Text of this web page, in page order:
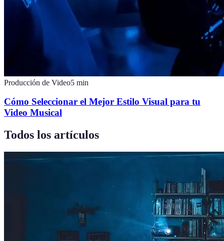
Producción de Video5 min
Cómo Seleccionar el Mejor Estilo Visual para tu
Video Musical
Todos los artículos